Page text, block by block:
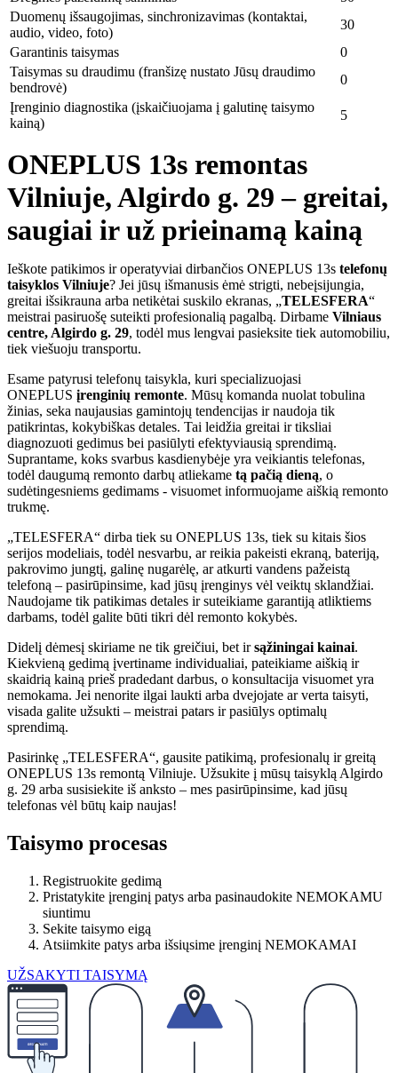
Duomenų išsaugojimas, sinchronizavimas (kontaktai,
audio, video, foto)
30
Garantinis taisymas
0
Taisymas su draudimu (franšizę nustato Jūsų draudimo
bendrovė)
0
Įrenginio diagnostika (įskaičiuojama į galutinę taisymo
kainą)
5
ONEPLUS 13s remontas
Vilniuje, Algirdo g. 29 – greitai,
saugiai ir už prieinamą kainą
Ieškote patikimos ir operatyviai dirbančios ONEPLUS 13s telefonų
taisyklos Vilniuje? Jei jūsų išmanusis ėmė strigti, nebeįsijungia,
greitai išsikrauna arba netikėtai suskilo ekranas, „TELESFERA“
meistrai pasiruošę suteikti profesionalią pagalbą. Dirbame Vilniaus
centre, Algirdo g. 29, todėl mus lengvai pasieksite tiek automobiliu,
tiek viešuoju transportu.
Esame patyrusi telefonų taisykla, kuri specializuojasi
ONEPLUS įrenginių remonte. Mūsų komanda nuolat tobulina
žinias, seka naujausias gamintojų tendencijas ir naudoja tik
patikrintas, kokybiškas detales. Tai leidžia greitai ir tiksliai
diagnozuoti gedimus bei pasiūlyti efektyviausią sprendimą.
Suprantame, koks svarbus kasdienybėje yra veikiantis telefonas,
todėl daugumą remonto darbų atliekame tą pačią dieną, o
sudėtingesniems gedimams - visuomet informuojame aiškią remonto
trukmę.
„TELESFERA“ dirba tiek su ONEPLUS 13s, tiek su kitais šios
serijos modeliais, todėl nesvarbu, ar reikia pakeisti ekraną, bateriją,
pakrovimo jungtį, galinę nugarėlę, ar atkurti vandens pažeistą
telefoną – pasirūpinsime, kad jūsų įrenginys vėl veiktų sklandžiai.
Naudojame tik patikimas detales ir suteikiame garantiją atliktiems
darbams, todėl galite būti tikri dėl remonto kokybės.
Didelį dėmesį skiriame ne tik greičiui, bet irsąžiningai kainai.
Kiekvieną gedimą įvertiname individualiai, pateikiame aiškią ir
skaidrią kainą prieš pradedant darbus, o konsultacija visuomet yra
nemokama. Jei nenorite ilgai laukti arba dvejojate ar verta taisyti,
visada galite užsukti – meistrai patars ir pasiūlys optimalų
sprendimą.
Pasirinkę „TELESFERA“, gausite patikimą, profesionalų ir greitą
ONEPLUS 13s remontą Vilniuje. Užsukite į mūsų taisyklą Algirdo
g. 29 arba susisiekite iš anksto – mes pasirūpinsime, kad jūsų
telefonas vėl būtų kaip naujas!
Taisymo procesas
Registruokite gedimą
Pristatykite įrenginį patys arba pasinaudokite NEMOKAMU
siuntimu
Sekite taisymo eigą
Atsiimkite patys arba išsiųsime įrenginį NEMOKAMAI
UŽSAKYTI TAISYMĄ